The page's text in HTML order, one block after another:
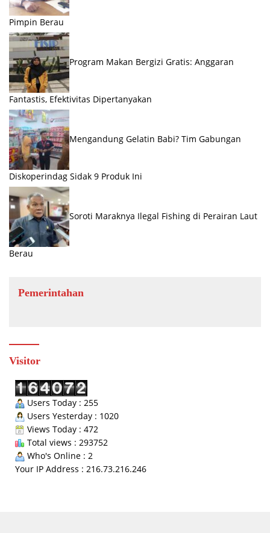
Pimpin Berau
Program Makan Bergizi Gratis: Anggaran
Fantastis, Efektivitas Dipertanyakan
Mengandung Gelatin Babi? Tim Gabungan
Diskoperindag Sidak 9 Produk Ini
Soroti Maraknya Ilegal Fishing di Perairan Laut
Berau
Pemerintahan
Visitor
Users Today : 255
Users Yesterday : 1020
Views Today : 472
Total views : 293752
Who's Online : 2
Your IP Address : 216.73.216.246